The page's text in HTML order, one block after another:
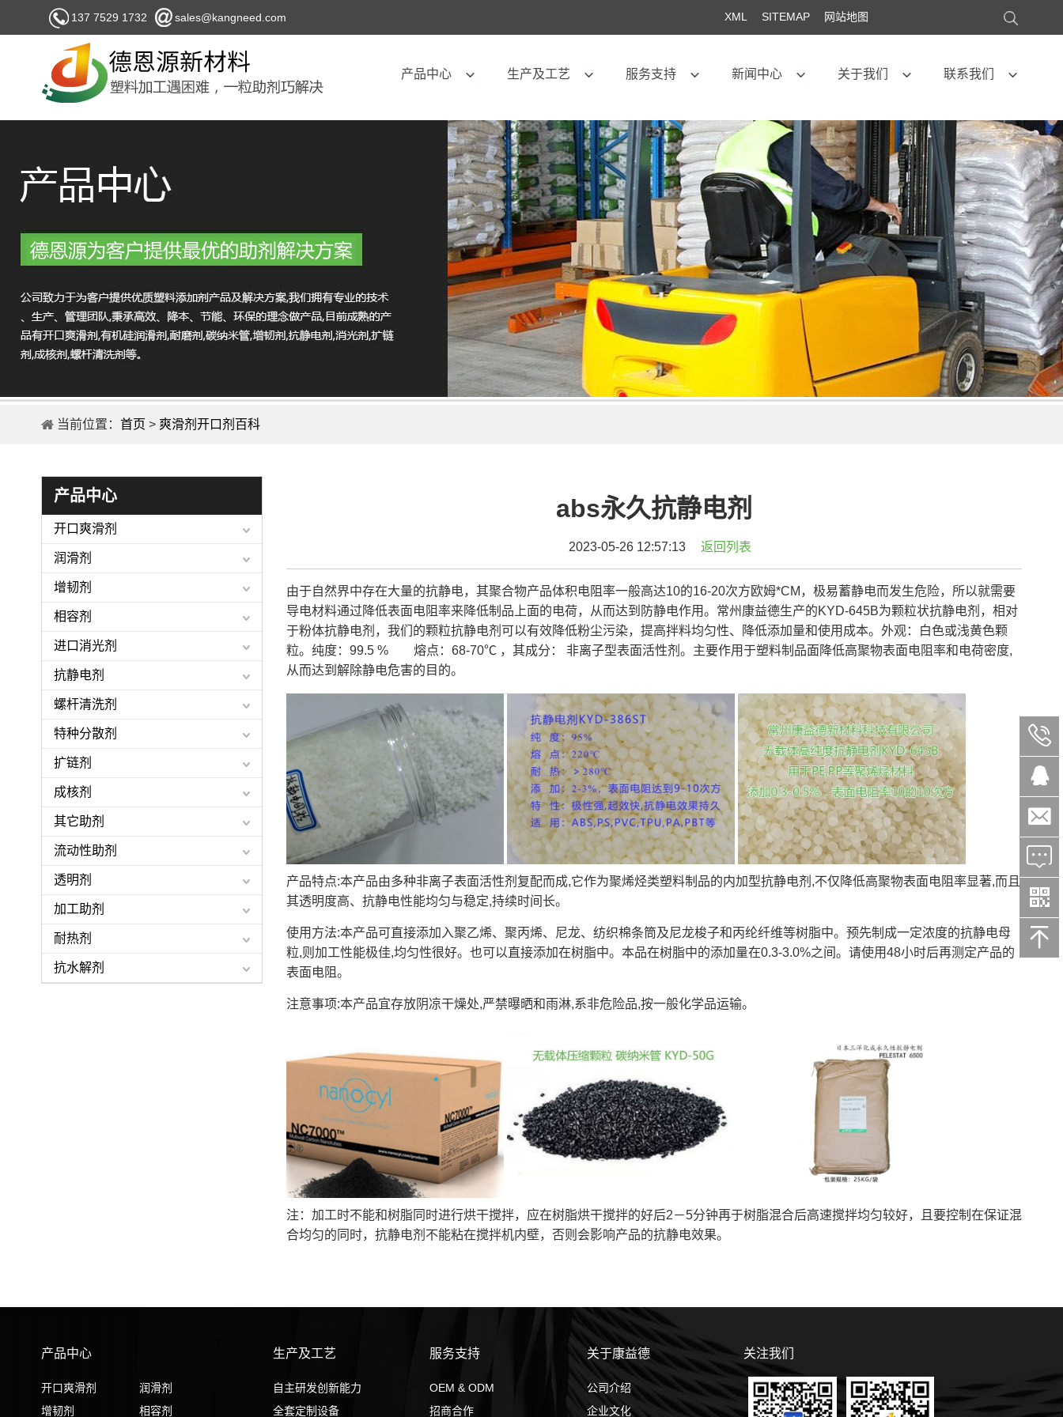
137 7529 1732 sales@kangneed.com XML SITEMAP 网站地图
产品中心 生产及工艺 服务支持 新闻中心 关于我们 联系我们
当前位置： 首页 > 爽滑剂开口剂百科
产品中心
开口爽滑剂
润滑剂
增韧剂
相容剂
进口消光剂
抗静电剂
螺杆清洗剂
特种分散剂
扩链剂
成核剂
其它助剂
流动性助剂
透明剂
加工助剂
耐热剂
抗水解剂
abs永久抗静电剂
2023-05-26 12:57:13 返回列表
由于自然界中存在大量的抗静电，其聚合物产品体积电阻率一般高达10的16-20次方欧姆*CM，极易蓄静电而发生危险，所以就需要
导电材料通过降低表面电阻率来降低制品上面的电荷，从而达到防静电作用。常州康益德生产的KYD-645B为颗粒状抗静电剂，相对
于粉体抗静电剂，我们的颗粒抗静电剂可以有效降低粉尘污染，提高拌料均匀性、降低添加量和使用成本。外观：白色或浅黄色颗
粒。纯度：99.5 % 熔点：68-70℃ ，其成分： 非离子型表面活性剂。主要作用于塑料制品面降低高聚物表面电阻率和电荷密度,
从而达到解除静电危害的目的。
产品特点:本产品由多种非离子表面活性剂复配而成,它作为聚烯烃类塑料制品的内加型抗静电剂,不仅降低高聚物表面电阻率显著,而且
其透明度高、抗静电性能均匀与稳定,持续时间长。
使用方法:本产品可直接添加入聚乙烯、聚丙烯、尼龙、纺织棉条筒及尼龙梭子和丙纶纤维等树脂中。预先制成一定浓度的抗静电母
粒,则加工性能极佳,均匀性很好。也可以直接添加在树脂中。本品在树脂中的添加量在0.3-3.0%之间。请使用48小时后再测定产品的
表面电阻。
注意事项:本产品宜存放阴凉干燥处,严禁曝晒和雨淋,系非危险品,按一般化学品运输。
注：加工时不能和树脂同时进行烘干搅拌，应在树脂烘干搅拌的好后2－5分钟再于树脂混合后高速搅拌均匀较好，且要控制在保证混
合均匀的同时，抗静电剂不能粘在搅拌机内壁，否则会影响产品的抗静电效果。
产品中心
开口爽滑剂
润滑剂
增韧剂
相容剂
生产及工艺
自主研发创新能力
全套定制设备
服务支持
OEM & ODM
招商合作
关于康益德
公司介绍
企业文化
关注我们





